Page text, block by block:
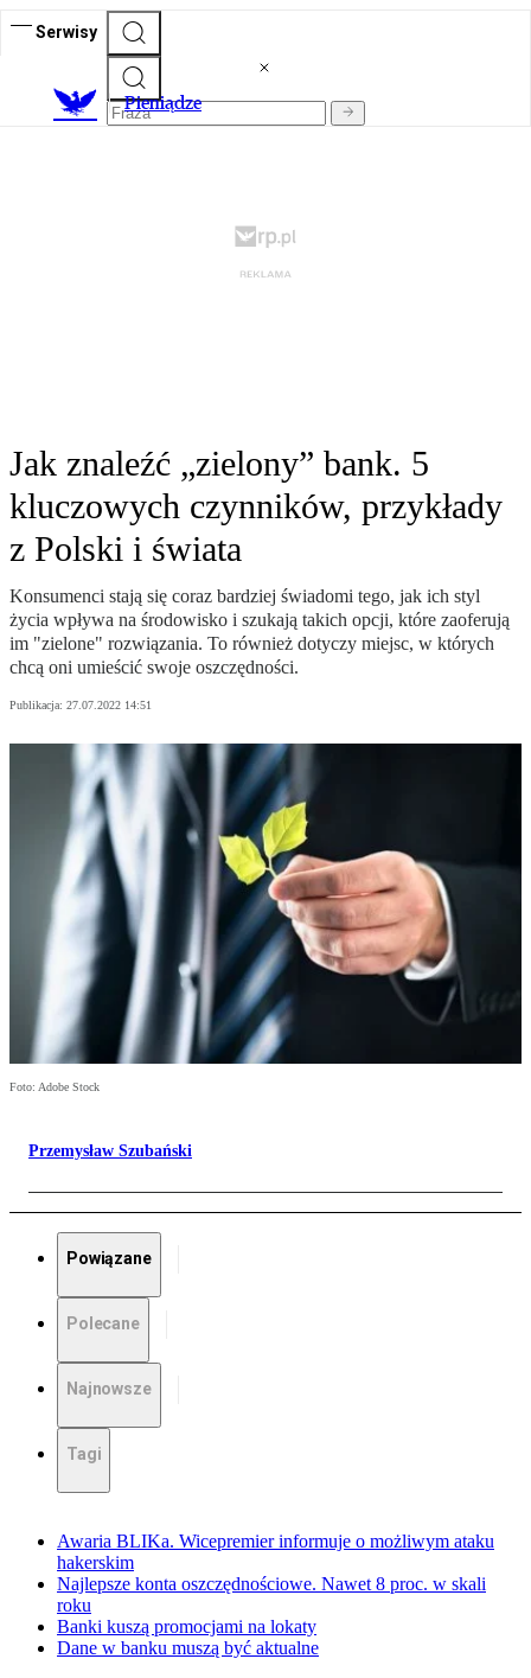
Serwisy
Pieniądze
Jak znaleźć „zielony” bank. 5
kluczowych czynników, przykłady
z Polski i świata
Konsumenci stają się coraz bardziej świadomi tego, jak ich styl
życia wpływa na środowisko i szukają takich opcji, które zaoferują
im "zielone" rozwiązania. To również dotyczy miejsc, w których
chcą oni umieścić swoje oszczędności.
Publikacja: 27.07.2022 14:51
Foto: Adobe Stock
Przemysław Szubański
Powiązane
Polecane
Najnowsze
Tagi
Awaria BLIKa. Wicepremier informuje o możliwym ataku
hakerskim
Najlepsze konta oszczędnościowe. Nawet 8 proc. w skali
roku
Banki kuszą promocjami na lokaty
Dane w banku muszą być aktualne